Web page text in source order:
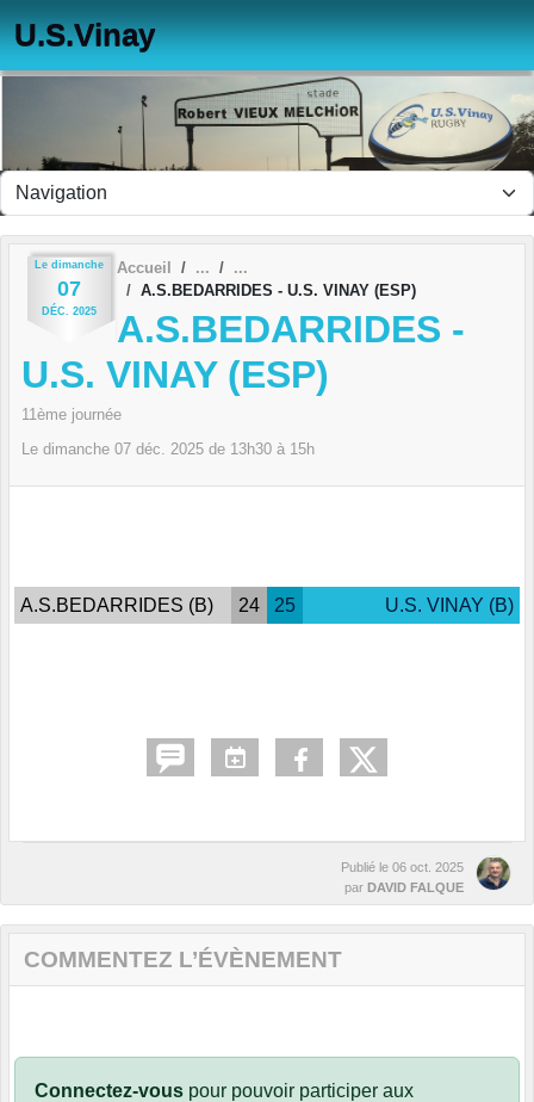
U.S.Vinay
Le dimanche
07
DÉC. 2025
Accueil
A.S.BEDARRIDES - U.S. VINAY (ESP)
A.S.BEDARRIDES -
U.S. VINAY (ESP)
11ème journée
Le dimanche 07 déc. 2025 de 13h30 à 15h
A.S.BEDARRIDES (B) 24 25 U.S. VINAY (B)
Publié le 06 oct. 2025
par DAVID FALQUE
COMMENTEZ L’ÉVÈNEMENT
Connectez-vous pour pouvoir participer aux